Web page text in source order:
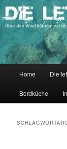
Zum
primären
Inhalt
Zum
sekundären
Inhalt
DIE
Über den Wind
richten.
Home Die
Bordküche